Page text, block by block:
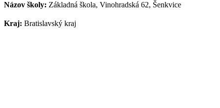
Názov školy: Základná škola, Vinohradská 62, Šenkvice
Kraj: Bratislavský kraj